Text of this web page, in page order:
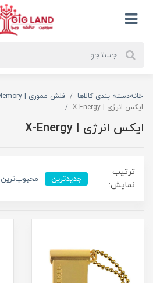
خانهدسته بندی کالاها
فلش مموری | Flash Memory
ایکس انرژی | X-Energy
ایکس انرژی | X-Energy
ترتیب
نمایش:
جدیدترین محبوب‌ترین